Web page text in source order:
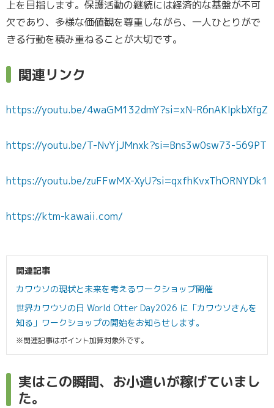
上を目指します。保護活動の継続には経済的な基盤が不可
欠であり、多様な価値観を尊重しながら、一人ひとりがで
きる行動を積み重ねることが大切です。
関連リンク
https://youtu.be/4waGM132dmY?si=xN-R6nAKIpkbXfgZ
https://youtu.be/T-NvYjJMnxk?si=Bns3w0sw73-569PT
https://youtu.be/zuFFwMX-XyU?si=qxfhKvxThORNYDk1
https://ktm-kawaii.com/
関連記事
カワウソの現状と未来を考えるワークショップ開催
世界カワウソの日 World Otter Day2026 に「カワウソさんを
知る」ワークショップの開始をお知らせします。
※関連記事はポイント加算対象外です。
実はこの瞬間、お小遣いが稼げていまし
た。